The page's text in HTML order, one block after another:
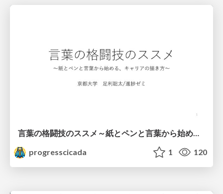
言葉の格闘技のススメ～紙とペンと言葉から始める、キャリアの描き方～
progresscicada
1 120